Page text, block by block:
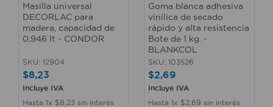
Masilla universal
DECORLAC para
madera, capacidad de
0,946 lt - CONDOR
SKU: 12904
$8,23
Incluye IVA
Hasta 1x $8 23 sin interés
Goma blanca adhesiva
vinílica de secado
rápido y alta resistencia
Bote de 1 kg. -
BLANKCOL
SKU: 103526
$2,69
Incluye IVA
Hasta 1x $2 69 sin interés